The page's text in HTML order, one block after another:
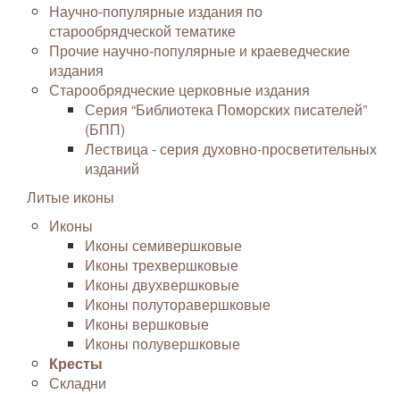
Научно-популярные издания по
старообрядческой тематике
Прочие научно-популярные и краеведческие
издания
Старообрядческие церковные издания
Серия “Библиотека Поморских писателей”
(БПП)
Лествица - серия духовно-просветительных
изданий
Литые иконы
Иконы
Иконы семивершковые
Иконы трехвершковые
Иконы двухвершковые
Иконы полуторавершковые
Иконы вершковые
Иконы полувершковые
Кресты
Складни